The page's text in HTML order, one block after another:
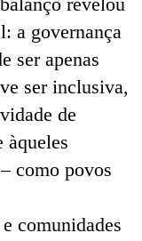
a governança
ser apenas
ser inclusiva,
de
àqueles
como povos
comunidades